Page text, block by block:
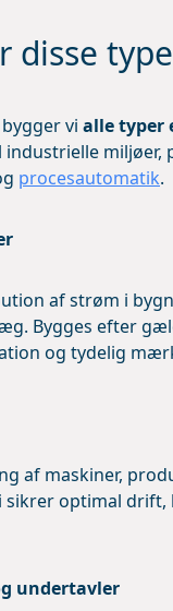
disse
vi alle typer
industrielle miljøer,
procesautomatik.
af strøm i
Bygges efter
og tydelig
af maskiner,
sikrer optimal drift,
undertavler